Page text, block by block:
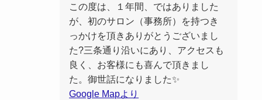
この度は、１年間、ではありました
が、初のサロン（事務所）を持つき
っかけを頂きありがとうございまし
た?三条通り沿いにあり、アクセスも
良く、お客様にも喜んで頂きまし
た。御世話になりました✨
Google Mapより